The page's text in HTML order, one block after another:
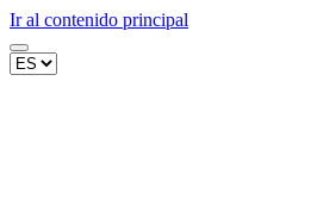
Ir al contenido principal